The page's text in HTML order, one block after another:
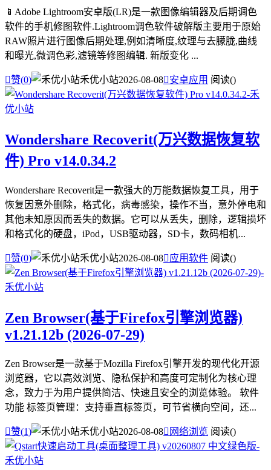
📱Adobe Lightroom安卓版(LR)是一款图像编辑器及后期调色
软件的手机修图软件.Lightroom调色软件破解版主要用于原始
RAW照片进行图像后期处理,例如清晰度,纹理与去朦胧,曲线
和曝光,微调色彩,滤镜等修图编辑. 新版变化 ...
赞(0) 禾优小站2026-08-08安卓应用 阅读()
Wondershare Recoverit(万兴数据恢复软
件) Pro v14.0.34.2
Wondershare Recoverit是一款强大的万能数据恢复工具，用于
恢复因意外删除，格式化，病毒感染，操作不当，意外停电和
其他未知原因而丢失的数据。它可以从丢失，删除，逻辑损坏
和格式化的硬盘，iPod，USB驱动器，SD卡，数码相机...
赞(0) 禾优小站2026-08-08应用软件 阅读()
Zen Browser(基于Firefox引擎浏览器)
v1.21.12b (2026-07-29)
Zen Browser是一款基于Mozilla Firefox引擎开发的现代化开源
浏览器，它以高效浏览、隐私保护和高度可定制化为核心理
念，致力于为用户提供简洁、快速且安全的浏览体验。 软件
功能 标签页管理：支持垂直标签页，可节省横向空间，还...
赞(1) 禾优小站2026-08-08 网络浏览 阅读()